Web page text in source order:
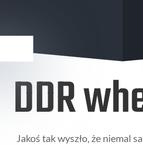
DDR
Jakoś tak wyszło, że niemal